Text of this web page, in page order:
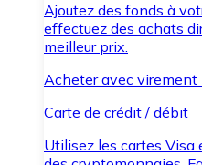
Ajoutez des fonds à
effectuez des achats
meilleur prix.
Acheter avec virement
Carte de crédit / débit
Utilisez les cartes Visa